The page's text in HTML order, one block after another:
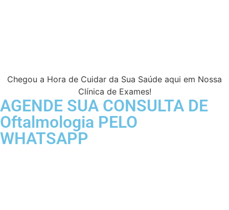
Chegou a Hora de Cuidar da Sua Saúde aqui em Nossa
Clínica de Exames!
AGENDE SUA CONSULTA DE
Oftalmologia PELO
WHATSAPP